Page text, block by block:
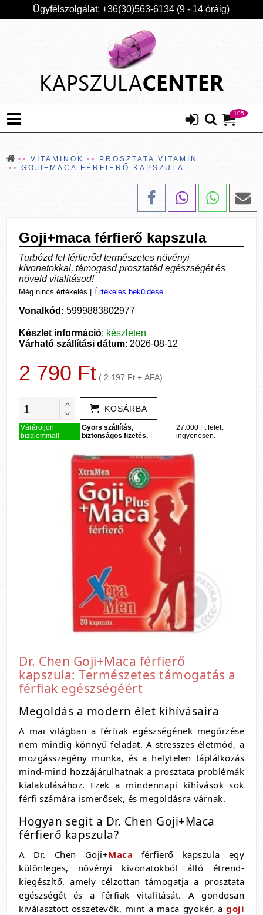
Ügyfélszolgálat: +36(30)563-6134 (9 - 14 óráig)
105
VITAMINOK
PROSZTATA VITAMIN
GOJI+MACA FÉRFIERŐ KAPSZULA
Goji+maca férfierő kapszula
Turbózd fel férfierőd természetes növényi
kivonatokkal, támogasd prosztatád egészségét és
növeld vitalitásod!
Még nincs értékelés Értékelés beküldése
Vonalkód: 5999883802977
Készlet információ: készleten
Várható szállítási dátum: 2026-08-12
2 790 Ft ( 2 197 Ft + ÁFA)
KOSÁRBA
Várároljon
bizalommal!
Gyors szállítás,
biztonságos fizetés.
27.000 Ft felett
ingyenesen.
Dr. Chen Goji+Maca férfierő
kapszula: Természetes támogatás a
férfiak egészségéért
Megoldás a modern élet kihívásaira
A mai világban a férfiak egészségének megőrzése
nem mindig könnyű feladat. A stresszes életmód, a
mozgásszegény munka, és a helytelen táplálkozás
mind-mind hozzájárulhatnak a prosztata problémák
kialakulásához. Ezek a mindennapi kihívások sok
férfi számára ismerősek, és megoldásra várnak.
Hogyan segít a Dr. Chen Goji+Maca
férfierő kapszula?
A Dr. Chen Goji+Maca férfierő kapszula egy
különleges, növényi kivonatokból álló étrend-
kiegészítő, amely célzottan támogatja a prosztata
egészségét és a férfiak vitalitását. A gondosan
kiválasztott összetevők, mint a maca gyökér, a goji